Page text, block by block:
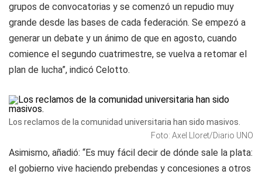
grupos de convocatorias y se comenzó un repudio muy
grande desde las bases de cada federación. Se empezó a
generar un debate y un ánimo de que en agosto, cuando
comience el segundo cuatrimestre, se vuelva a retomar el
plan de lucha”, indicó Celotto.
Los reclamos de la comunidad universitaria han sido masivos.
Foto: Axel Lloret/Diario UNO
Asimismo, añadió: “Es muy fácil decir de dónde sale la plata:
el gobierno vive haciendo prebendas y concesiones a otros